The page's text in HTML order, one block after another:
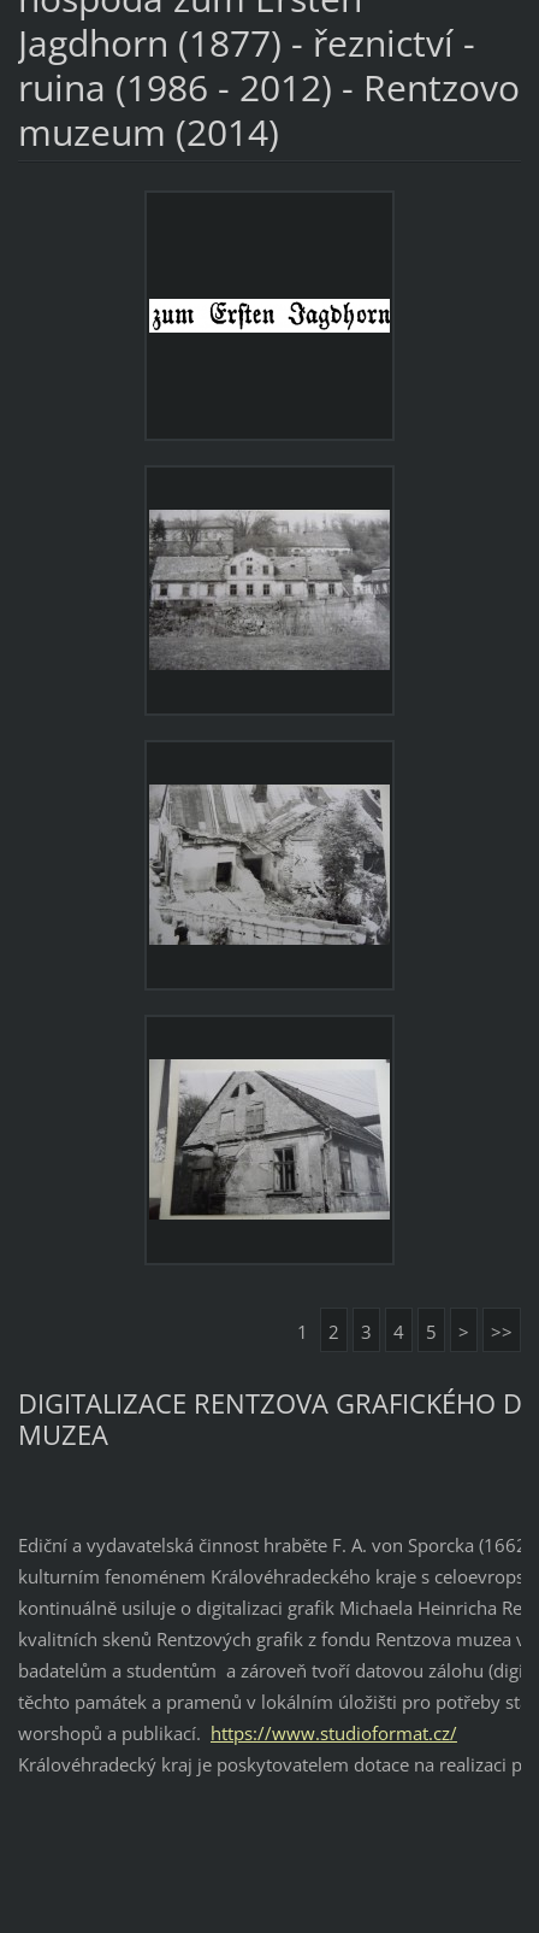
Jagdhorn (1877) - řeznictví -
ruina (1986 - 2012) - Rentzovo
muzeum (2014)
1 2 3 4 5 > >>
DIGITALIZACE RENTZOVA GRAFICKÉHO
MUZEA
Ediční a vydavatelská činnost hraběte F. A. von Sporcka
kulturním fenoménem Královéhradeckého kraje s
kontinuálně usiluje o digitalizaci grafik Michaela Heinricha
kvalitních skenů Rentzových grafik z fondu Rentzova muzea v
badatelům a studentům a zároveň tvoří datovou zálohu (digi
těchto památek a pramenů v lokálním úložišti pro potřeby
worshopů a publikací. https://www.studioformat.cz/
Královéhradecký kraj je poskytovatelem dotace na realizaci